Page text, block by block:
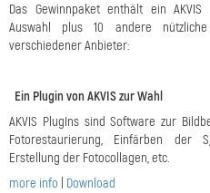
Das Gewinnpaket enthält ein AKVIS
Auswahl plus 10 andere
verschiedener Anbieter:
Ein Plugin von AKVIS zur Wahl
AKVIS PlugIns sind Software zur
Fotorestaurierung, Einfärben der
Erstellung der Fotocollagen, etc.
more info Download